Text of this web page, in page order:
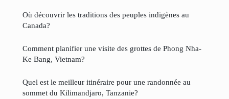
Où découvrir les traditions des peuples indigènes au
Canada?
Comment planifier une visite des grottes de Phong Nha-
Ke Bang, Vietnam?
Quel est le meilleur itinéraire pour une randonnée au
sommet du Kilimandjaro, Tanzanie?